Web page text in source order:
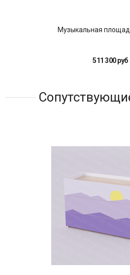
Музыкальная
511 300 руб